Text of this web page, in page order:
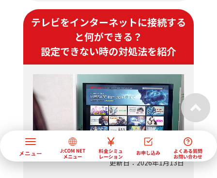
テレビをインターネットに接続する
と何ができる？
設定できない時の対処法を紹介
更新日：2026年1月13日